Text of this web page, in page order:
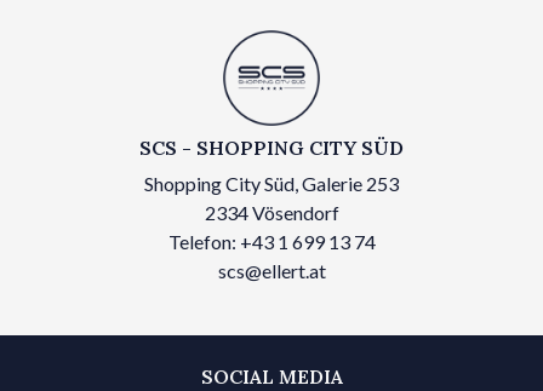
SCS - SHOPPING CITY SÜD
Shopping City Süd, Galerie 253
2334 Vösendorf
Telefon: +43 1 699 13 74
scs@ellert.at
SOCIAL MEDIA